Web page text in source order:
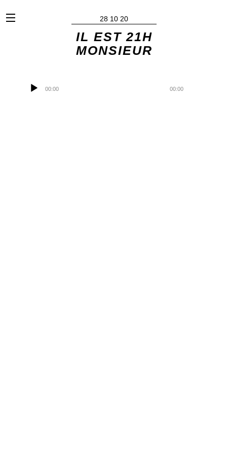
x 28 10 20
IL EST 21H
MONSIEUR
audio
00:00 00:00